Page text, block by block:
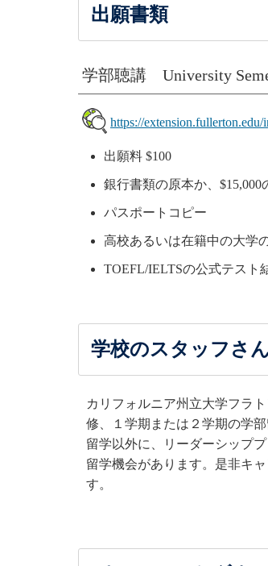
出願書類
学部聴講 University
https://extension.fullerton.edu/
出願料 $100
銀行書類の原本か、
パスポートコピー
高校あるいは在籍中の大学
TOEFL/IELTSの公式テスト
学校のスタッフさ
カリフォルニア州立大学フラ
修、１学期または２学期の学
留学以外に、リーダーシップ
留学機会があります。是非キ
す。